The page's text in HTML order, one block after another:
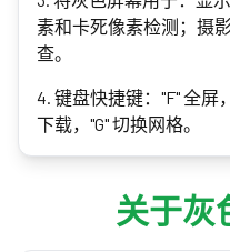
素和卡死像素检测；摄
查。
4. 键盘快捷键："F" 全屏
下载，"G" 切换网格。
关于灰